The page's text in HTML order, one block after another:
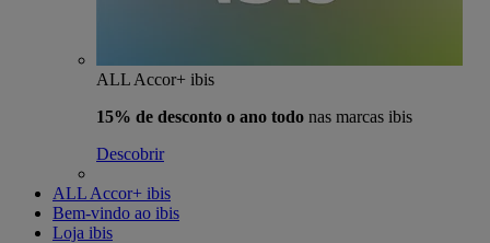
ALL Accor+ ibis
15% de desconto o ano todo nas marcas ibis
Descobrir
ALL Accor+ ibis
Bem-vindo ao ibis
Loja ibis